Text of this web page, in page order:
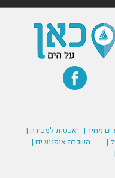
ים מחיר | יאכטות למכירה |
|
השכרת אופנוע ים |